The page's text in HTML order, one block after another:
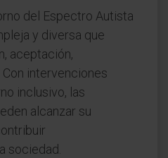
del Espectro Autista
y diversa que
aceptación,
intervenciones
inclusivo, las
alcanzar su
sociedad.